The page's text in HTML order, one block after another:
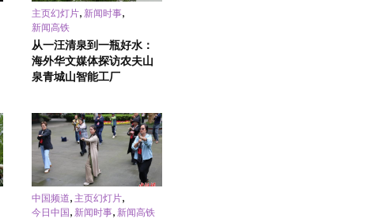
主页幻灯片, 新闻时事,
新闻高铁
从一汪清泉到一瓶好水：
海外华文媒体探访农夫山
泉青城山智能工厂
中国频道, 主页幻灯片,
今日中国, 新闻时事, 新闻高铁